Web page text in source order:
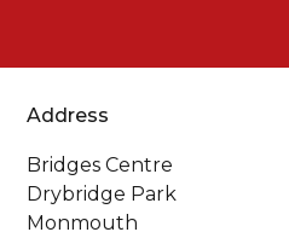
Address
Bridges Centre
Drybridge Park
Monmouth